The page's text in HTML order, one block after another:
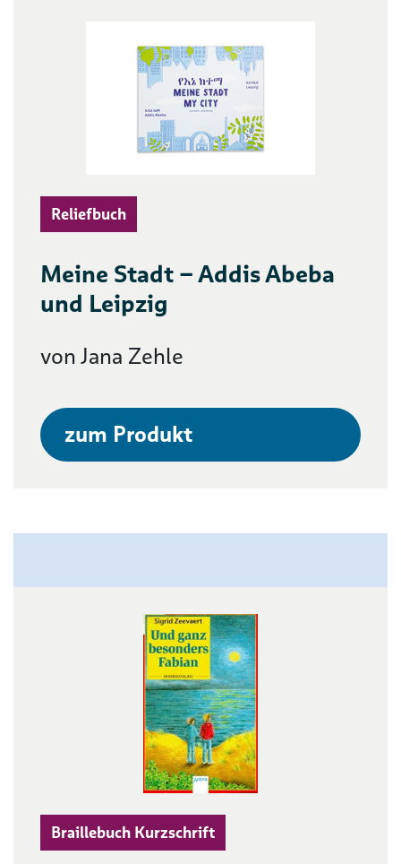
Reliefbuch
Meine Stadt – Addis Abeba
und Leipzig
von Jana Zehle
zum Produkt
Braillebuch Kurzschrift